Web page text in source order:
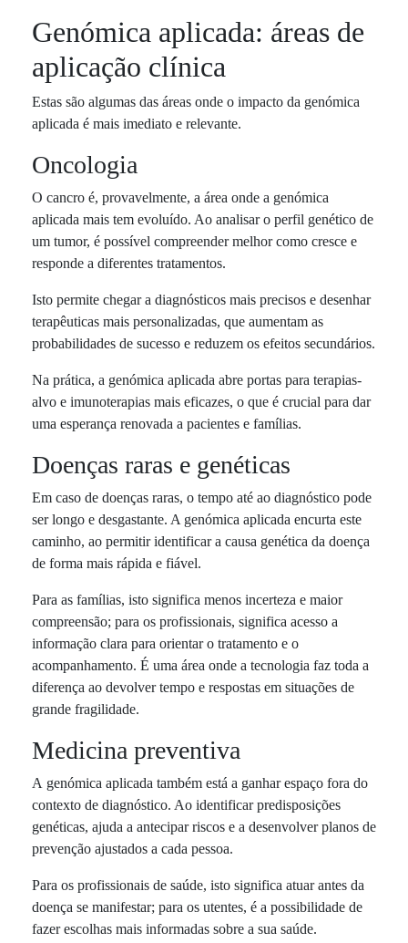
Genómica aplicada: áreas de
aplicação clínica
Estas são algumas das áreas onde o impacto da genómica
aplicada é mais imediato e relevante.
Oncologia
O cancro é, provavelmente, a área onde a genómica
aplicada mais tem evoluído. Ao analisar o perfil genético de
um tumor, é possível compreender melhor como cresce e
responde a diferentes tratamentos.
Isto permite chegar a diagnósticos mais precisos e desenhar
terapêuticas mais personalizadas, que aumentam as
probabilidades de sucesso e reduzem os efeitos secundários.
Na prática, a genómica aplicada abre portas para terapias-
alvo e imunoterapias mais eficazes, o que é crucial para dar
uma esperança renovada a pacientes e famílias.
Doenças raras e genéticas
Em caso de doenças raras, o tempo até ao diagnóstico pode
ser longo e desgastante. A genómica aplicada encurta este
caminho, ao permitir identificar a causa genética da doença
de forma mais rápida e fiável.
Para as famílias, isto significa menos incerteza e maior
compreensão; para os profissionais, significa acesso a
informação clara para orientar o tratamento e o
acompanhamento. É uma área onde a tecnologia faz toda a
diferença ao devolver tempo e respostas em situações de
grande fragilidade.
Medicina preventiva
A genómica aplicada também está a ganhar espaço fora do
contexto de diagnóstico. Ao identificar predisposições
genéticas, ajuda a antecipar riscos e a desenvolver planos de
prevenção ajustados a cada pessoa.
Para os profissionais de saúde, isto significa atuar antes da
doença se manifestar; para os utentes, é a possibilidade de
fazer escolhas mais informadas sobre a sua saúde.